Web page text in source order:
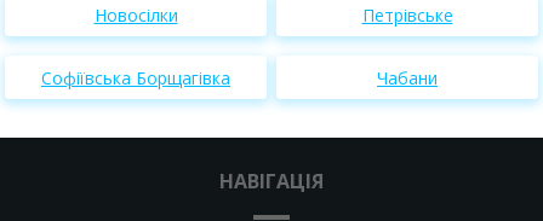
Новосілки Петрівське
Софіївська Борщагівка Чабани
НАВІГАЦІЯ